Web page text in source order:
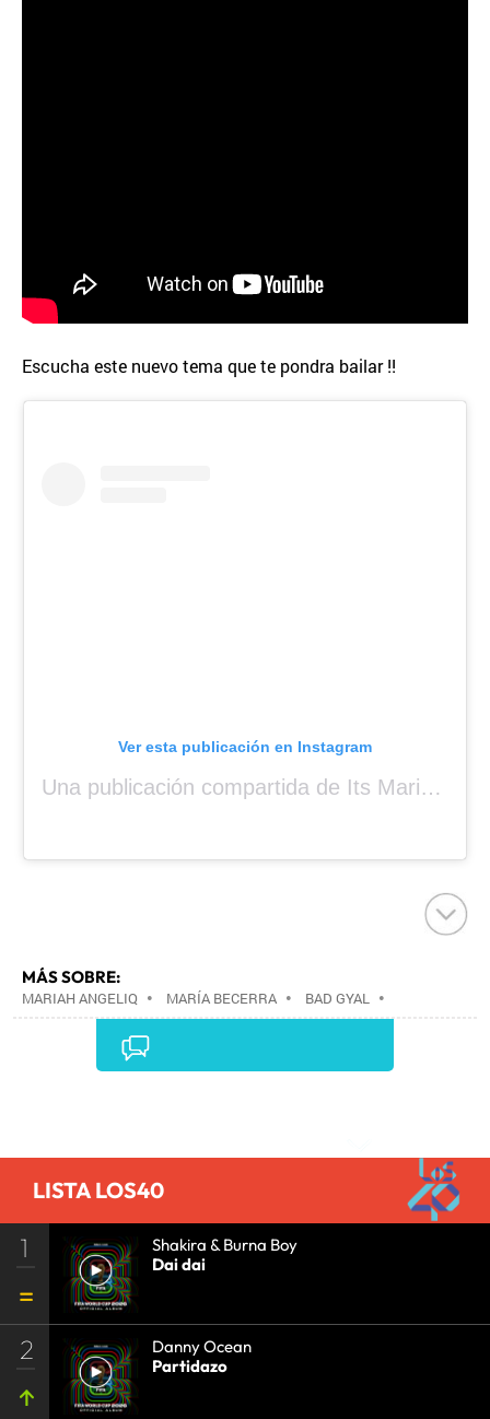
Escucha este nuevo tema que te pondra bailar !!
Ver esta publicación en Instagram
Una publicación compartida de Its Mariah Baby (@mariahangeliq)
MÁS SOBRE:
MARIAH ANGELIQ • MARÍA BECERRA • BAD GYAL •
LISTA LOS40
1
Shakira & Burna Boy
Dai dai
2
Danny Ocean
Partidazo